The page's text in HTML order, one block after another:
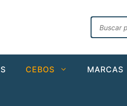
Búsqueda
de
CEBOS MARCAS